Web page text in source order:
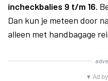
incheckbalies 9 t/m 16.
Dan kun je meteen door
alleen met handbagage
▼ Ad